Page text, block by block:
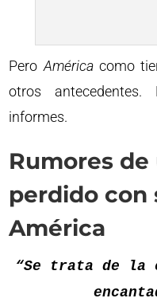
Pero Américacomo
otros
informes.
Rumores de
perdido con
América
“Se trata de la